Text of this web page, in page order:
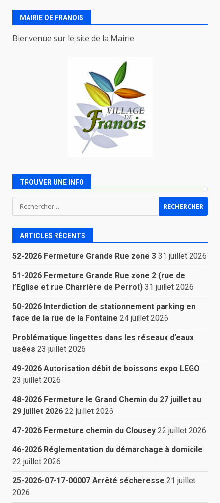
MAIRIE DE FRANOIS
Bienvenue sur le site de la Mairie
TROUVER UNE INFO
Rechercher :
ARTICLES RÉCENTS
52-2026 Fermeture Grande Rue zone 3 31 juillet 2026
51-2026 Fermeture Grande Rue zone 2 (rue de
l’Eglise et rue Charrière de Perrot) 31 juillet 2026
50-2026 Interdiction de stationnement parking en
face de la rue de la Fontaine 24 juillet 2026
Problématique lingettes dans les réseaux d’eaux
usées 23 juillet 2026
49-2026 Autorisation débit de boissons expo LEGO
23 juillet 2026
48-2026 Fermeture le Grand Chemin du 27 juillet au
29 juillet 2026 22 juillet 2026
47-2026 Fermeture chemin du Clousey 22 juillet 2026
46-2026 Réglementation du démarchage à domicile
22 juillet 2026
25-2026-07-17-00007 Arrêté sécheresse 21 juillet
2026